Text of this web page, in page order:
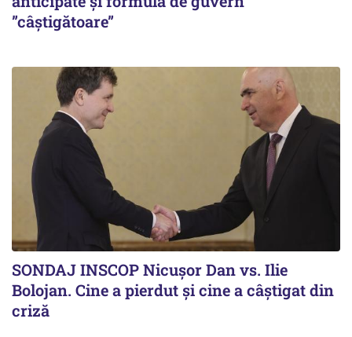
”câștigătoare”
SONDAJ INSCOP Nicușor Dan vs. Ilie
Bolojan. Cine a pierdut și cine a câștigat din
criză